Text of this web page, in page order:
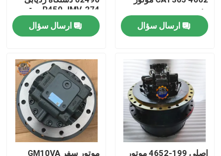
با ما تماس بگیرید
اخبار
درخواست نقل قول
موتور محرک نهایی بیل مکانیکی
موتور تاب بیل مکانیکی
مسیر
ارسال سؤال
R450 JMV-274 موتور
سفر
ارسال سؤال
اصلی 199-4652 موتور موتور سفر GM10VA